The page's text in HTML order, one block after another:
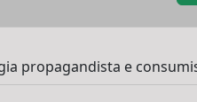
propagandista e